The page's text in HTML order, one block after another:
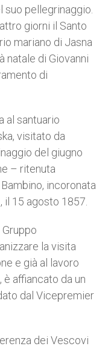
suo pellegrinaggio.
giorni il Santo
mariano di Jasna
natale di Giovanni
di
al santuario
visitato da
del giugno
– ritenuta
incoronata
il 15 agosto 1857.
la visita
e già al lavoro
affiancato da un
dal Vicepremier
dei Vescovi